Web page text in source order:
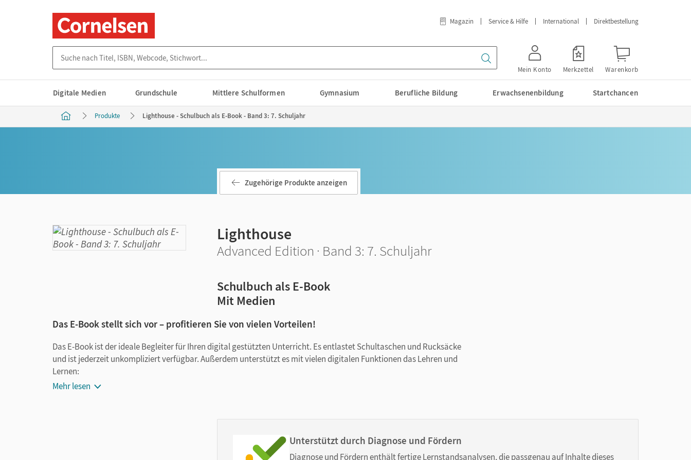
Magazin Service & Hilfe International Direktbestellung
Mein Konto Merkzettel Warenkorb
Digitale Medien Grundschule Mittlere Schulformen Gymnasium Berufliche Bildung Erwachsenenbildung Startchancen
Produkte Lighthouse - Schulbuch als E-Book - Band 3: 7. Schuljahr
Zugehörige Produkte anzeigen
Lighthouse
Advanced Edition · Band 3: 7. Schuljahr
Schulbuch als E-Book
Mit Medien
Das E-Book stellt sich vor – profitieren Sie von vielen Vorteilen!
Das E-Book ist der ideale Begleiter für Ihren digital gestützten Unterricht. Es entlastet Schultaschen und Rucksäcke
und ist jederzeit unkompliziert verfügbar. Außerdem unterstützt es mit vielen digitalen Funktionen das Lehren und
Lernen:
Mehr lesen
Unterstützt durch Diagnose und Fördern
Diagnose und Fördern enthält fertige Lernstandsanalysen, die passgenau auf Inhalte dieses